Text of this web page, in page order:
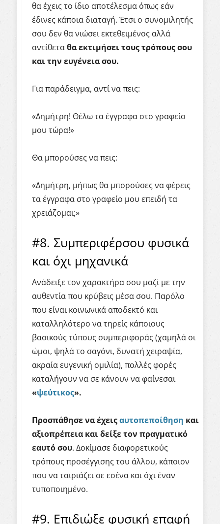
θα έχεις το ίδιο αποτέλεσμα όπως εάν
έδινες κάποια διαταγή. Έτσι ο συνομιλητής
σου δεν θα νιώσει εκτεθειμένος αλλά
αντίθεταθα εκτιμήσει τους τρόπους σου
και την ευγένεια σου.
Για παράδειγμα, αντί να πεις:
«Δημήτρη! Θέλω τα έγγραφα στο γραφείο
μου τώρα!»
Θα μπορούσες να πεις:
«Δημήτρη, μήπως θα μπορούσες να φέρεις
τα έγγραφα στο γραφείο μου επειδή τα
χρειάζομαι;»
#8. Συμπεριφέρσου φυσικά
και όχι μηχανικά
Ανάδειξε τον χαρακτήρα σου μαζί με την
αυθεντία που κρύβεις μέσα σου. Παρόλο
που είναι κοινωνικά αποδεκτό και
καταλληλότερο να τηρείς κάποιους
βασικούς τύπους συμπεριφοράς (χαμηλά οι
ώμοι, ψηλά το σαγόνι, δυνατή χειραψία,
ακραία ευγενική ομιλία), πολλές φορές
καταλήγουν να σε κάνουν να φαίνεσαι
«ψεύτικος».
Προσπάθησενα έχειςαυτοπεποίθηση και
αξιοπρέπεια και δείξε τον πραγματικό
εαυτό σου. Δοκίμασε διαφορετικούς
τρόπους προσέγγισης του άλλου, κάποιον
που να ταιριάζει σε εσένα και όχι έναν
τυποποιημένο.
#9. Επιδιώξε φυσική επαφή